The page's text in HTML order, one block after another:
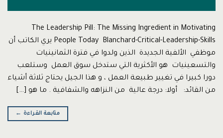
The Leadership Pill: The Missing Ingredient in Motivating
People Today Blanchard-Critical-Leadership-Skills يري الكاتب أن
موظفي الألفية الجديدة الذين ولدوا في فترة الثمانينيات
والتسعينيات هو الأكثرية التي ستدخل سوق العمل وستلعب
دورا كبيرا في تغيير طبيعة العمل ، و هذا الجيل يحتاج ثلاثة أشياء
من القائد: أولا: درجة عالية من النزاهه والشفافية . ما هو […]
متابعة القراءة ←